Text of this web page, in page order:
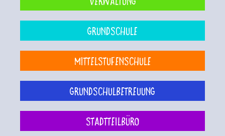
Grundschule
Mittelstufenschule
Grundschulbetreuung
Stadtteilbüro